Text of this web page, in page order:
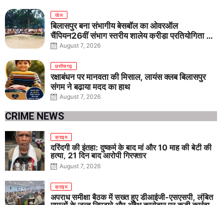
खेल
बिलासपुर बना संभागीय बेसबॉल का ओवरऑल
चैंपियन26वीं संभाग स्तरीय शालेय क्रीड़ा प्रतियोगिता में
तीनों आयु वर्गों में शानदार प्रदर्शन
August 7, 2026
छत्तीसगढ़
रक्षाबंधन पर मानवता की मिसाल, लायंस क्लब बिलासपुर
संगम ने बढ़ाया मदद का हाथ
August 7, 2026
CRIME NEWS
क्राइम
दरिंदगी की इंतहा: दुष्कर्म के बाद मां और 10 माह की बेटी की
हत्या, 21 दिन बाद आरोपी गिरफ्तार
August 7, 2026
क्राइम
अपराध समीक्षा बैठक में सख्त हुए डीआईजी-एसएसपी, लंबित